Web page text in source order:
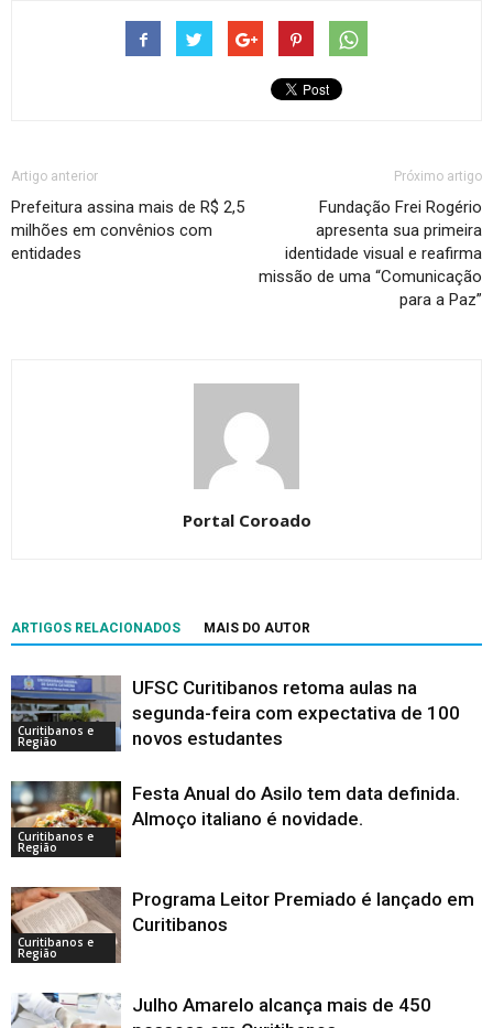
Artigo anterior
Prefeitura assina mais de R$ 2,5
milhões em convênios com
entidades
Próximo artigo
Fundação Frei Rogério
apresenta sua primeira
identidade visual e reafirma
missão de uma “Comunicação
para a Paz”
Portal Coroado
ARTIGOS RELACIONADOS MAIS DO AUTOR
Curitibanos e
Região
UFSC Curitibanos retoma aulas na
segunda-feira com expectativa de 100
novos estudantes
Curitibanos e
Região
Festa Anual do Asilo tem data definida.
Almoço italiano é novidade.
Curitibanos e
Região
Programa Leitor Premiado é lançado em
Curitibanos
Julho Amarelo alcança mais de 450